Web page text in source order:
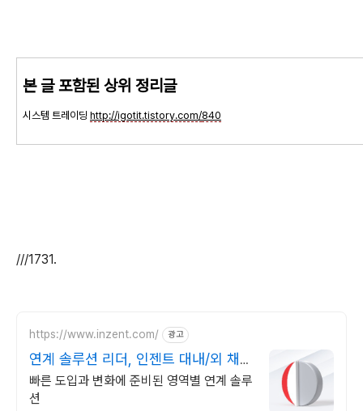
본 글 포함된 상위 정리글
시스템 트레이딩 http://igotit.tistory.com/840
///1731.
https://www.inzent.com/ 광고
연계 솔루션 리더, 인젠트 대내/외 채널
맞춤형 연계
빠른 도입과 변화에 준비된 영역별 연계 솔루
션